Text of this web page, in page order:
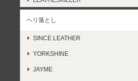
ヘリ落とし
SINCE LEATHER
YORKSHINE
JAYME